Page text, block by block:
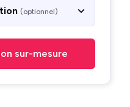
(optionnel)
sur-mesure